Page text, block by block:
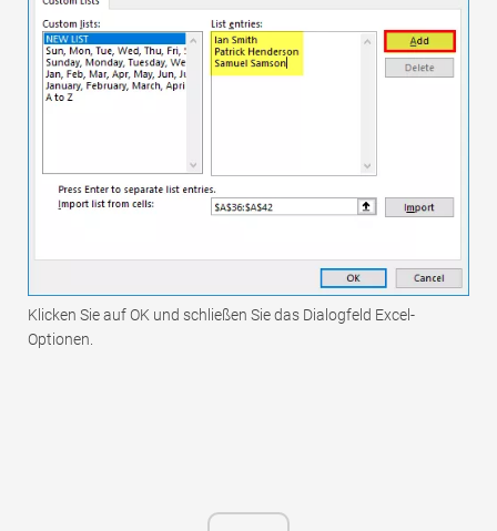
Klicken Sie auf OK und schließen Sie das Dialogfeld Excel-
Optionen.